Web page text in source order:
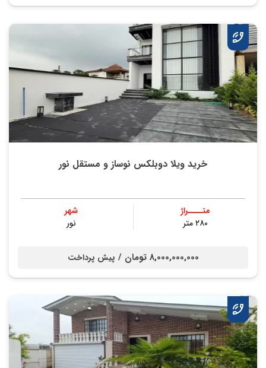
خرید ویلا دوبلکس نوساز و مستقل نور
متــــراژ
۲۸۰ متر
شهر
نور
8,000,000,000 تومان / پیش پرداخت